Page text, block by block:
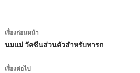
เมนู
นำทาง
เรื่อง
เรื่องก่อนหน้า
นมแม่ วัคซีนส่วนตัวสำหรับทารก
เรื่องต่อไป